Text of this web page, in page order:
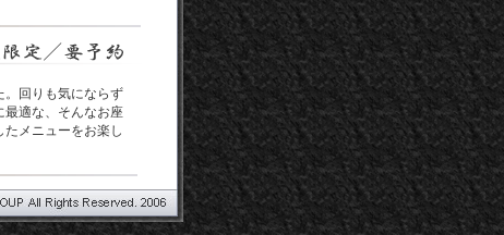
。回りも気にならず
最適な、そんなお座
メニューをお楽し